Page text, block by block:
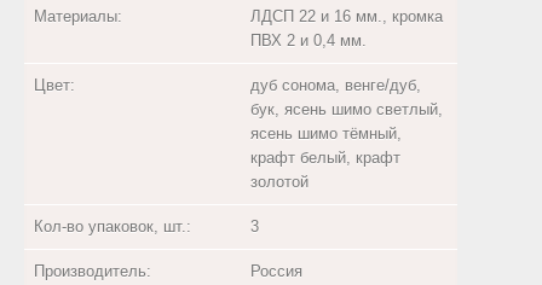
Материалы:
ЛДСП 22 и 16 мм., кромка
ПВХ 2 и 0,4 мм.
Цвет:
дуб сонома, венге/дуб,
бук, ясень шимо светлый,
ясень шимо тёмный,
крафт белый, крафт
золотой
Кол-во упаковок, шт.: 3
Производитель: Россия